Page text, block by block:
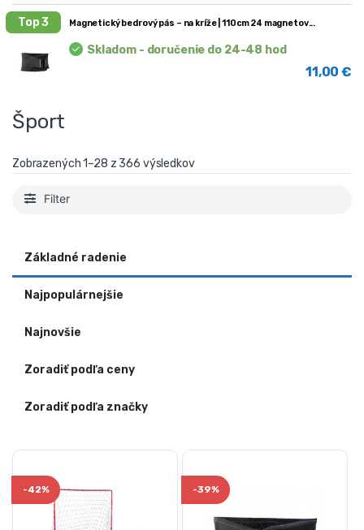
Top 3 Magnetický bedrový pás – na kríže | 110cm 24 magnetov
11,00€
Skladom - doručenie do 24-48 hod
Šport
Zobrazených 1–56 z 366 výsledkov
Filter
Základné radenie
Najpopulárnejšie
Najnovšie
Zoradiť podľa ceny
Zoradiť podľa značky
-42% -39%